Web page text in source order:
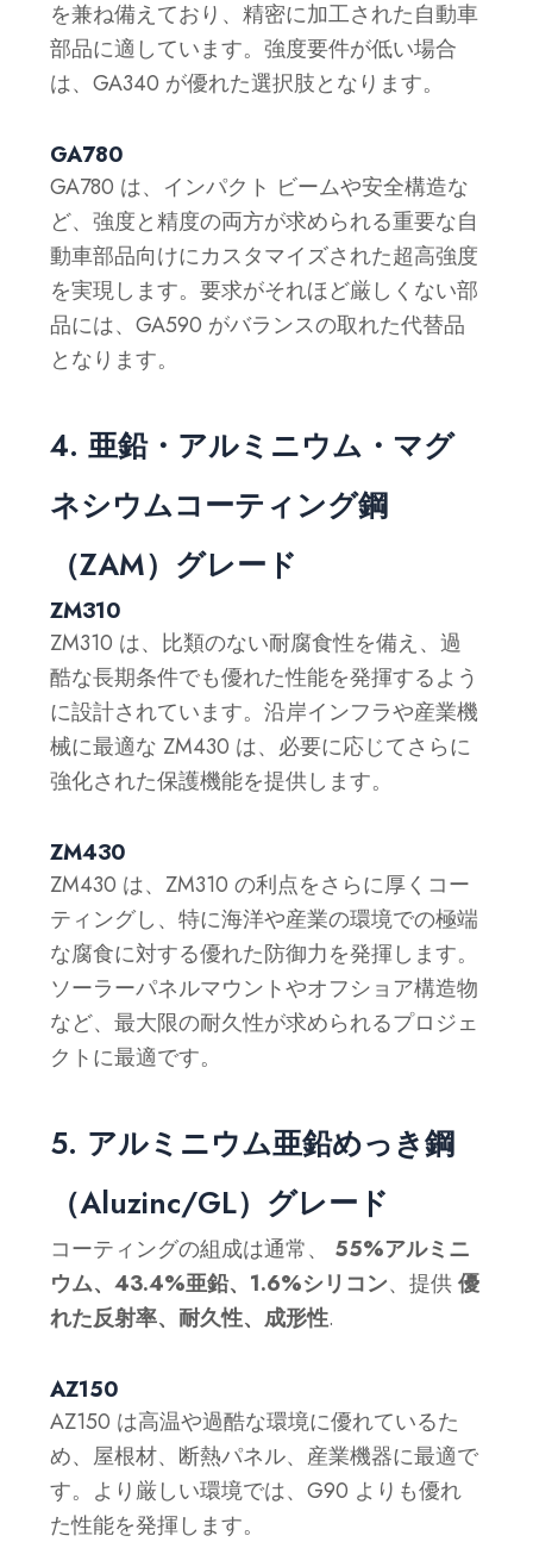
を兼ね備えており、精密に加工された自動車
部品に適しています。強度要件が低い場合
は、GA340 が優れた選択肢となります。
GA780
GA780 は、インパクト ビームや安全構造な
ど、強度と精度の両方が求められる重要な自
動車部品向けにカスタマイズされた超高強度
を実現します。要求がそれほど厳しくない部
品には、GA590 がバランスの取れた代替品
となります。
4. 亜鉛・アルミニウム・マグ
ネシウムコーティング鋼
（ZAM）グレード
ZM310
ZM310 は、比類のない耐腐食性を備え、過
酷な長期条件でも優れた性能を発揮するよう
に設計されています。沿岸インフラや産業機
械に最適な ZM430 は、必要に応じてさらに
強化された保護機能を提供します。
ZM430
ZM430 は、ZM310 の利点をさらに厚くコー
ティングし、特に海洋や産業の環境での極端
な腐食に対する優れた防御力を発揮します。
ソーラーパネルマウントやオフショア構造物
など、最大限の耐久性が求められるプロジェ
クトに最適です。
5. アルミニウム亜鉛めっき鋼
（Aluzinc/GL）グレード
コーティングの組成は通常、 55%アルミニ
ウム、43.4%亜鉛、1.6%シリコン、提供優
れた反射率、耐久性、成形性.
AZ150
AZ150 は高温や過酷な環境に優れているた
め、屋根材、断熱パネル、産業機器に最適で
す。より厳しい環境では、G90 よりも優れ
た性能を発揮します。